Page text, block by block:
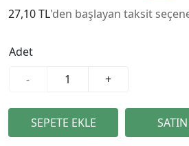
27,10 TL'den başlayan taksit
Adet
-
+